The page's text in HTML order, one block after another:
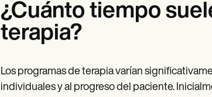
¿Cuánto tiempo
terapia?
Los programas de terapia varían
individuales y al progreso del paciente.